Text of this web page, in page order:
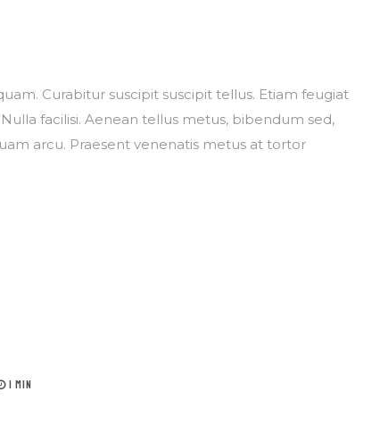
Curabitur suscipit suscipit tellus. Etiam feugiat
facilisi. Aenean tellus metus, bibendum sed,
arcu. Praesent venenatis metus at tortor
1 MIN